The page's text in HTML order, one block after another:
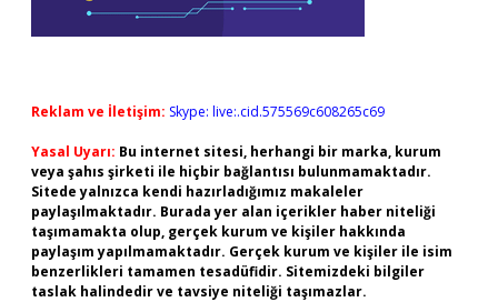
Reklam ve İletişim: Skype: live:.cid.575569c608265c69
Yasal Uyarı: Bu internet sitesi, herhangi bir marka, kurum
veya şahıs şirketi ile hiçbir bağlantısı bulunmamaktadır.
Sitede yalnızca kendi hazırladığımız makaleler
paylaşılmaktadır. Burada yer alan içerikler haber niteliği
taşımamakta olup, gerçek kurum ve kişiler hakkında
paylaşım yapılmamaktadır. Gerçek kurum ve kişiler ile isim
benzerlikleri tamamen tesadüfidir. Sitemizdeki bilgiler
taslak halindedir ve tavsiye niteliği taşımazlar.